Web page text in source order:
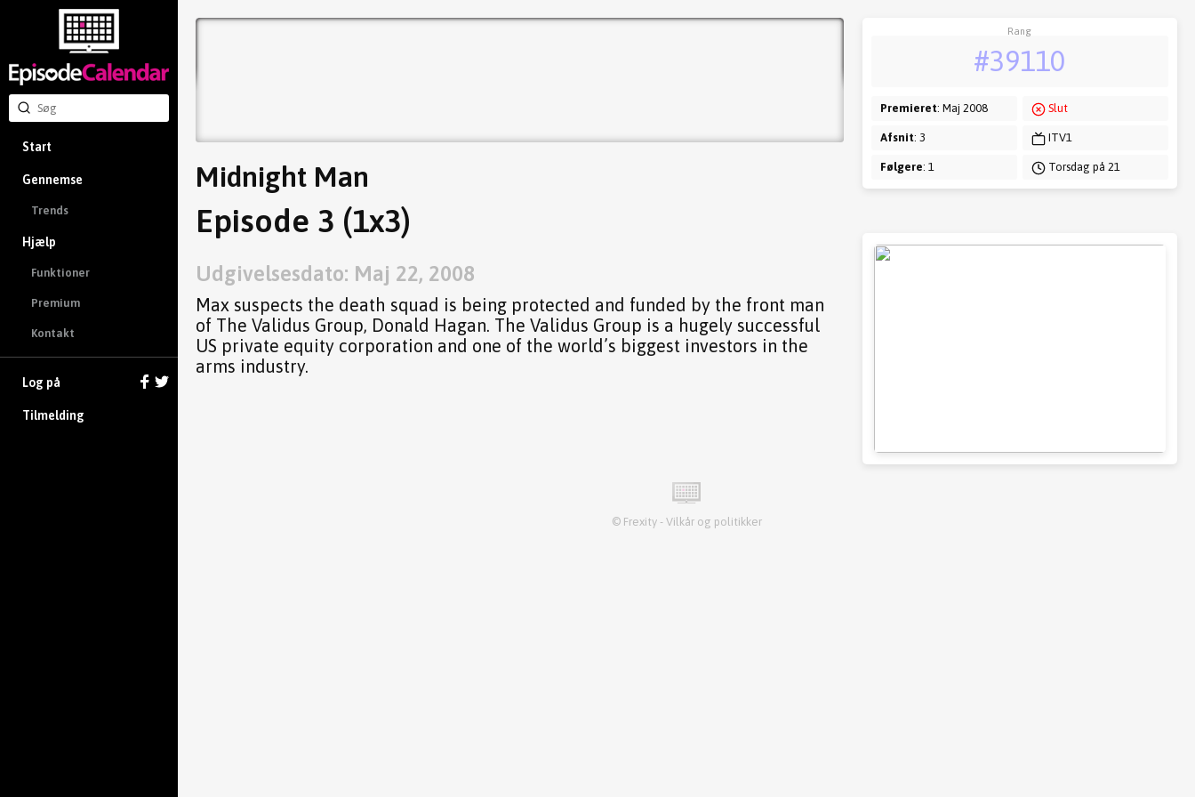
Start
Gennemse
Trends
Hjælp
Funktioner
Premium
Kontakt
Log på
Tilmelding
Midnight Man
Episode 3 (1x3)
Udgivelsesdato: Maj 22, 2008
Max suspects the death squad is being protected and funded by the front man
of The Validus Group, Donald Hagan. The Validus Group is a hugely successful
US private equity corporation and one of the world’s biggest investors in the
arms industry.
Rang
#39110
Premieret: Maj 2008
Afsnit: 3
Følgere: 1
Slut
ITV1
Torsdag på 21
© Frexity- Vilkår og politikker